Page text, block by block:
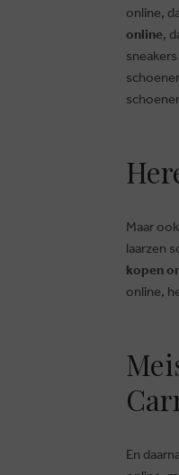
online,
online,
sneakers
Maar
laarzen
kopen
online,
En
VEELGESTELDE